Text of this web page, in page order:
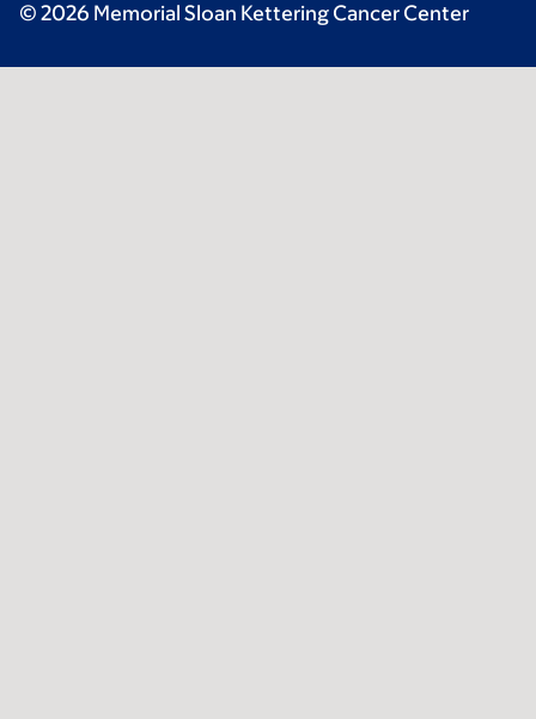
© 2026 Memorial Sloan Kettering Cancer Center